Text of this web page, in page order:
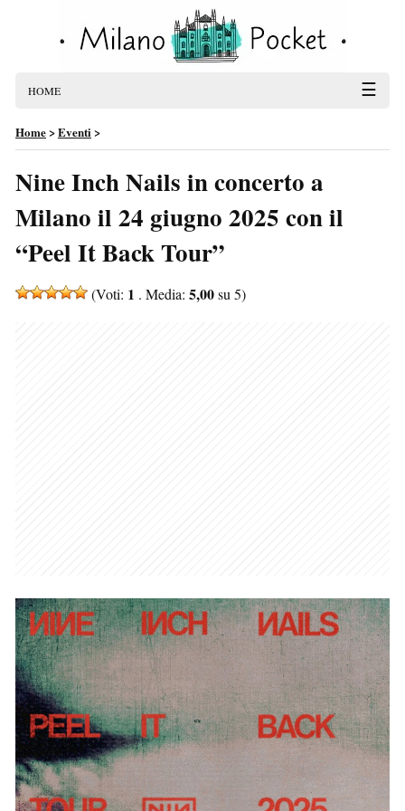
HOME ☰
Home>Eventi>
Nine Inch Nails in concerto a
Milano il 24 giugno 2025 con il
“Peel It Back Tour”
(Voti: 1 . Media: 5,00su 5)